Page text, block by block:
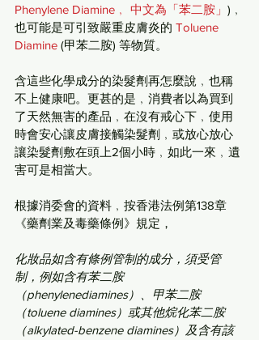
Phenylene Diamine﹐ 中文為「苯二胺」 )﹐
也可能是可引致嚴重皮膚炎的 Toluene
Diamine (甲苯二胺) 等物質。
含這些化學成分的染髮劑再怎麼說﹐也稱
不上健康吧。更甚的是﹐消費者以為買到
了天然無害的產品﹐在沒有戒心下﹐使用
時會安心讓皮膚接觸染髮劑﹐或放心放心
讓染髮劑敷在頭上2個小時﹐如此一來﹐遺
害可是相當大。
根據消委會的資料﹐按香港法例第138章
《藥劑業及毒藥條例》規定，
化妝品如含有條例管制的成分，須受管
制，例如含有苯二胺
（phenylenediamines）、甲苯二胺
（toluene diamines）或其他烷化苯二胺
（alkylated-benzene diamines）及含有該